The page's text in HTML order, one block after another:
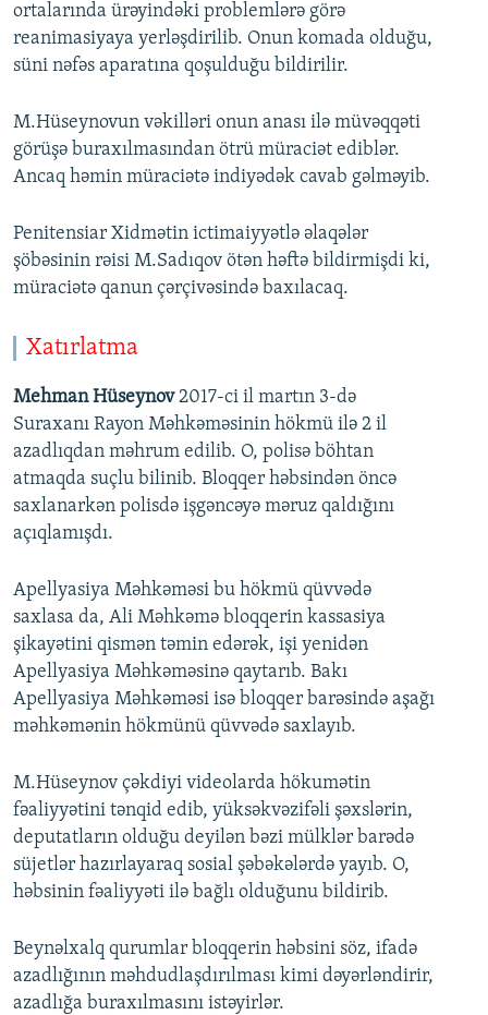
ortalarında ürəyindəki problemlərə görə
reanimasiyaya yerləşdirilib. Onun komada olduğu,
süni nəfəs aparatına qoşulduğu bildirilir.
M.Hüseynovun vəkilləri onun anası ilə müvəqqəti
görüşə buraxılmasından ötrü müraciət ediblər.
Ancaq həmin müraciətə indiyədək cavab gəlməyib.
Penitensiar Xidmətin ictimaiyyətlə əlaqələr
şöbəsinin rəisi M.Sadıqov ötən həftə bildirmişdi ki,
müraciətə qanun çərçivəsində baxılacaq.
Xatırlatma
Mehman Hüseynov2017-ci il martın 3-də
Suraxanı Rayon Məhkəməsinin hökmü ilə 2 il
azadlıqdan məhrum edilib. O, polisə böhtan
atmaqda suçlu bilinib. Bloqqer həbsindən öncə
saxlanarkən polisdə işgəncəyə məruz qaldığını
açıqlamışdı.
Apellyasiya Məhkəməsi bu hökmü qüvvədə
saxlasa da, Ali Məhkəmə bloqqerin kassasiya
şikayətini qismən təmin edərək, işi yenidən
Apellyasiya Məhkəməsinə qaytarıb. Bakı
Apellyasiya Məhkəməsi isə bloqqer barəsində aşağı
məhkəmənin hökmünü qüvvədə saxlayıb.
M.Hüseynov çəkdiyi videolarda hökumətin
fəaliyyətini tənqid edib, yüksəkvəzifəli şəxslərin,
deputatların olduğu deyilən bəzi mülklər barədə
süjetlər hazırlayaraq sosial şəbəkələrdə yayıb. O,
həbsinin fəaliyyəti ilə bağlı olduğunu bildirib.
Beynəlxalq qurumlar bloqqerin həbsini söz, ifadə
azadlığının məhdudlaşdırılması kimi dəyərləndirir,
azadlığa buraxılmasını istəyirlər.